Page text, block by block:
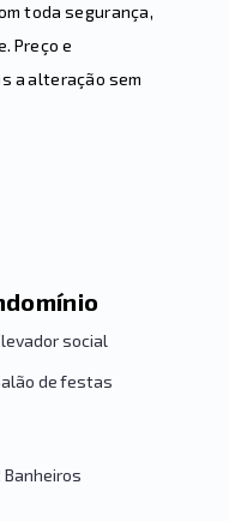
toda segurança,
Preço e
a alteração sem
social
de festas
Banheiros